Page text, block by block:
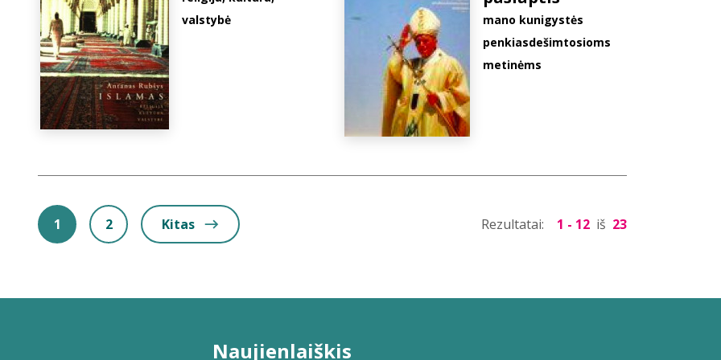
valstybė
mano kunigystės
penkiasdešimtosioms
metinėms
1 2 Kitas Rezultatai: 1 - 12 iš 23
Naujienlaiškis